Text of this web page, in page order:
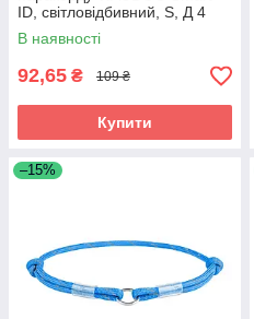
ID, світловідбивний, S, Д 4
мм, Д 25-45 см чорний
В наявності
92,65 ₴ 109 ₴
Купити
–15%